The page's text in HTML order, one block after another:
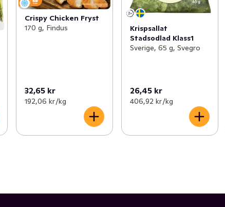
Crispy Chicken Fryst
170 g, Findus
32,65 kr
192,06 kr /kg
Krispsallat
Stadsodlad Klass1
Sverige, 65 g, Svegro
26,45 kr
406,92 kr /kg